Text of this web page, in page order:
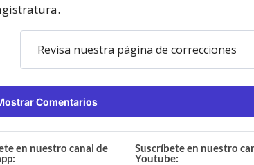
Revisa nuestra página de correcciones
Comentarios
en nuestro canal de
Suscríbete en nuestro
Youtube: